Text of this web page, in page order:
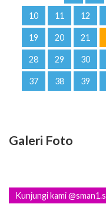
10 11 12
19 20 21
28 29 30
37 38 39
Galeri Foto
Kunjungi kami